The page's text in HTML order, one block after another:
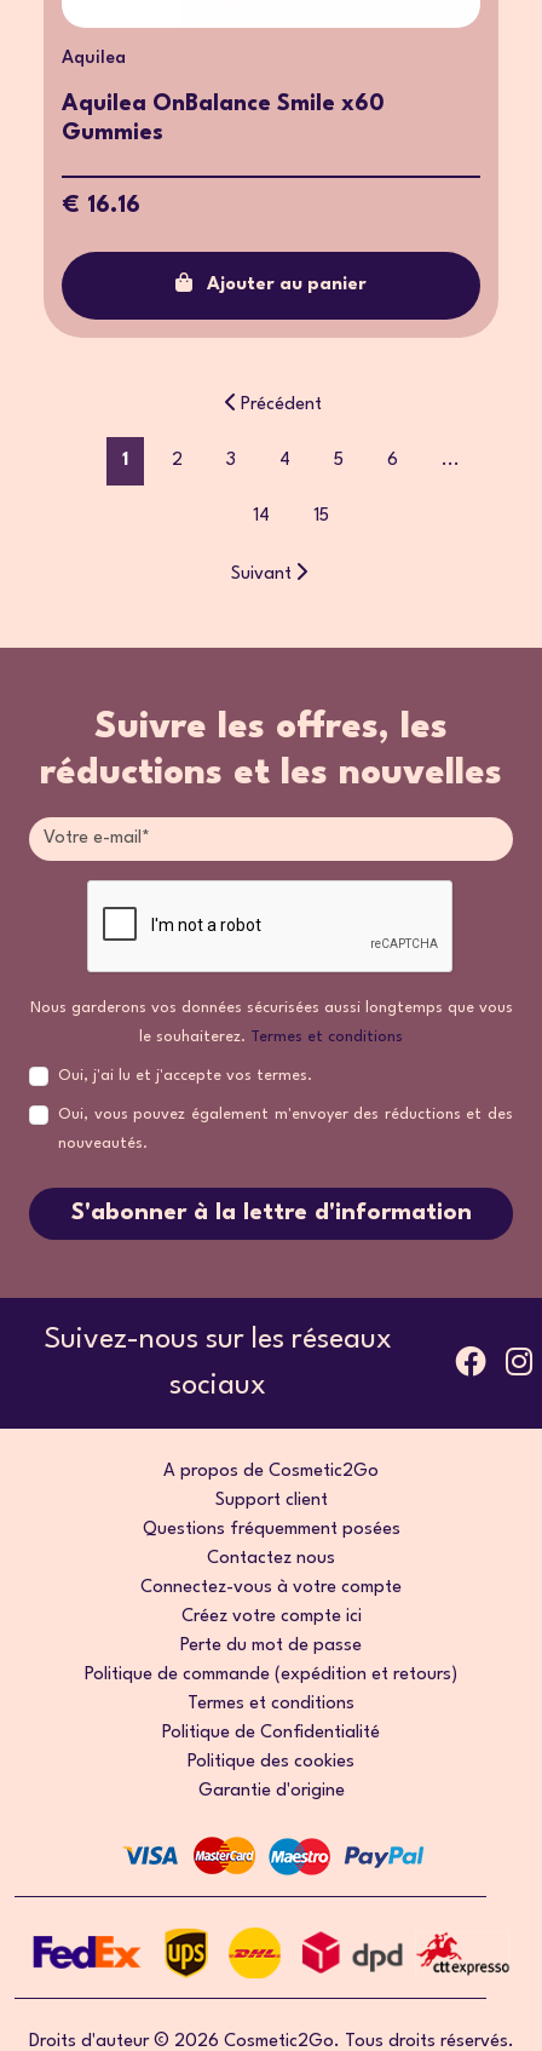
Aquilea
Aquilea OnBalance Smile x60
Gummies
€ 16.16
Ajouter au panier
Précédent
1 2 3 4 5 6 ...
14 15
Suivant
Suivre les offres, les
réductions et les nouvelles
Nous garderons vos données sécurisées aussi longtemps que vous
le souhaiterez. Termes et conditions
Oui, j'ai lu et j'accepte vos termes.
Oui, vous pouvez également m'envoyer des réductions et des
nouveautés.
S'abonner à la lettre d'information
Suivez-nous sur les réseaux
sociaux
A propos de Cosmetic2Go
Support client
Questions fréquemment posées
Contactez nous
Connectez-vous à votre compte
Créez votre compte ici
Perte du mot de passe
Politique de commande (expédition et retours)
Termes et conditions
Politique de Confidentialité
Politique des cookies
Garantie d'origine
Droits d'auteur © 2026 Cosmetic2Go. Tous droits réservés.